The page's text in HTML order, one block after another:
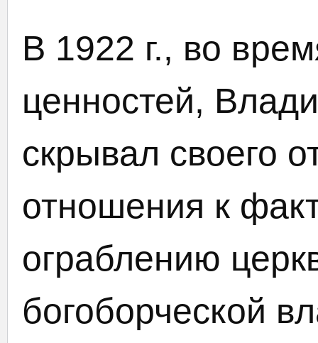
В 1922 г., во
ценностей,
скрывал своего
отношения к
ограблению
богоборческой